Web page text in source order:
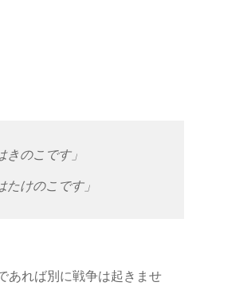
きのこです」
たけのこです」
あれば別に戦争は起きませ